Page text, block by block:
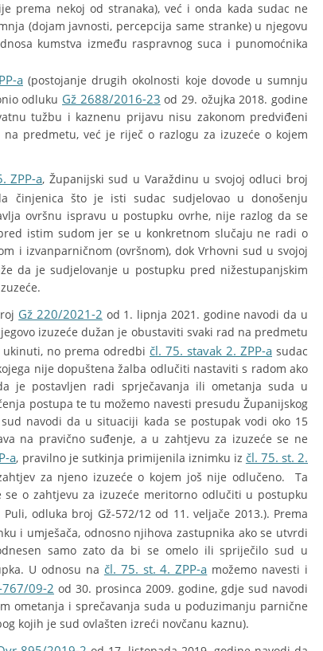
prema nekoj od stranaka), već i onda kada sudac ne
(dojam javnosti, percepcija same stranke) u njegovu
kumstva između raspravnog suca i punomoćnika
a(postojanje drugih okolnosti koje dovode u sumnju
odluku Gž 2688/2016-23 od 29. ožujka 2018. godine
tužbu i kaznenu prijavu nisu zakonom predviđeni
predmetu, već je riječ o razlogu za izuzeće o kojem
ZPP-a, Županijski sud u Varaždinu u svojoj odluci broj
činjenica što je isti sudac sudjelovao u donošenju
ovršnu ispravu u postupku ovrhe, nije razlog da se
istim sudom jer se u konkretnom slučaju ne radi o
i izvanparničnom (ovršnom), dok Vrhovni sud u svojoj
da je sudjelovanje u postupku pred nižestupanjskim
Gž 220/2021-2 od 1. lipnja 2021. godine navodi da u
izuzeće dužan je obustaviti svaki rad na predmetu
ukinuti, no prema odredbi čl. 75. stavak 2. ZPP-a sudac
nije dopuštena žalba odlučiti nastaviti s radom ako
je postavljen radi sprječavanja ili ometanja suda u
postupa te tu možemo navesti presudu Županijskog
navodi da u situaciji kada se postupak vodi oko 15
na pravično suđenje, a u zahtjevu za izuzeće se ne
a, pravilno je sutkinja primijenila iznimku iz čl. 75. st. 2.
za njeno izuzeće o kojem još nije odlučeno. Ta
o zahtjevu za izuzeće meritorno odlučiti u postupku
odluka broj Gž-572/12 od 11. veljače 2013.). Prema
i umješača, odnosno njihova zastupnika ako se utvrdi
samo zato da bi se omelo ili spriječilo sud u
U odnosu na čl. 75. st. 4. ZPP-a možemo navesti i
767/09-2 od 30. prosinca 2009. godine, gdje sud navodi
ometanja i sprečavanja suda u poduzimanju parnične
kojih je sud ovlašten izreći novčanu kaznu).